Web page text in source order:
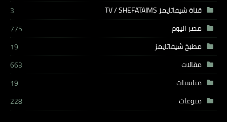
قناة شيفاتايمز TV / SHEFATAIMS
3
مصر اليوم
775
مطبخ شيفاتايمز
19
مقالات
663
مناسبات
19
منوعات
228